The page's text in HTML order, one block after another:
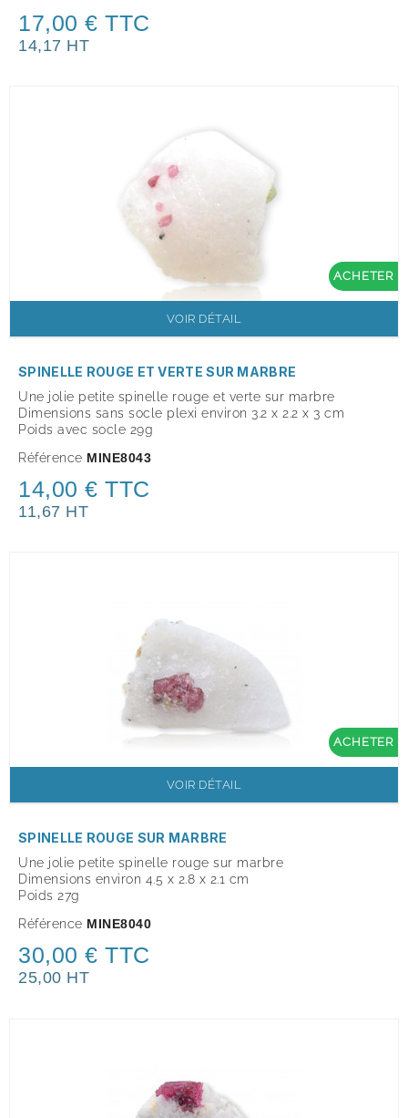
17,00 € TTC
14,17 HT
ACHETER
VOIR DÉTAIL
SPINELLE ROUGE ET VERTE SUR MARBRE
Une jolie petite spinelle rouge et verte sur marbre
Dimensions sans socle plexi environ 3.2 x 2.2 x 3 cm
Poids avec socle 29g
Référence MINE8043
14,00 € TTC
11,67 HT
ACHETER
VOIR DÉTAIL
SPINELLE ROUGE SUR MARBRE
Une jolie petite spinelle rouge sur marbre
Dimensions environ 4.5 x 2.8 x 2.1 cm
Poids 27g
Référence MINE8040
30,00 € TTC
25,00 HT